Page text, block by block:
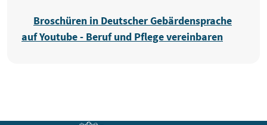
Broschüren in Deutscher Gebärdensprache
auf Youtube - Beruf und Pflege vereinbaren